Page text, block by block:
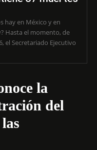
hay en México y en
el Secretariado Ejecutivo
la
del